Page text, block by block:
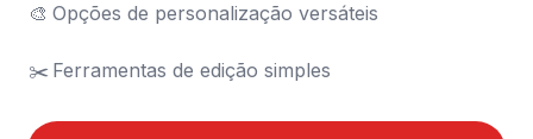
🎨	Opções de personalização versáteis
✂️	Ferramentas de edição simples